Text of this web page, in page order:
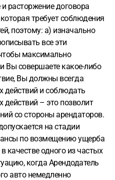
расторжение договора
требует соблюдения
поэтому: а) изначально
все эти
максимально
Вы совершаете какое-либо
Вы должны всегда
действий и соблюдать
действий – это позволит
со стороны арендаторов.
на стадии
по возмещению ущерба
качестве одного из частых
когда Арендодатель
авто немедленно